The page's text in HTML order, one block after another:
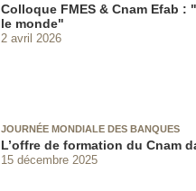
Colloque FMES & Cnam Efab
le monde"
2 avril 2026
JOURNÉE MONDIALE DES BANQUES
L’offre de formation du Cnam
15 décembre 2025